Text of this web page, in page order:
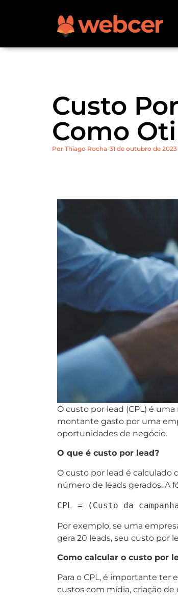
Custo
Como
Por Thiago Rocha 31 de outubro de 2023
O custo por lead (CPL) é
montante gasto por uma
oportunidades de negócio.
O que é custo por lead?
O custo por lead é
número de leads gerados. A
Por exemplo, se uma
gera 20 leads, seu custo por
Como calcular o custo por
Para o CPL, é importante ter
custos com mídia, criação